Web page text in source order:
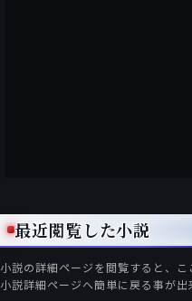
最近閲覧した小説
小説の詳細ページを閲覧すると、
小説詳細ページへ簡単に戻る事が出